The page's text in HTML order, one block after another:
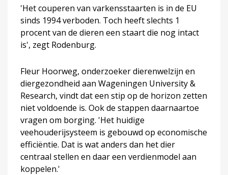
'Het couperen van varkensstaarten is in de EU
sinds 1994 verboden. Toch heeft slechts 1
procent van de dieren een staart die nog intact
is', zegt Rodenburg.
Fleur Hoorweg, onderzoeker dierenwelzijn en
diergezondheid aan Wageningen University &
Research, vindt dat een stip op de horizon zetten
niet voldoende is. Ook de stappen daarnaartoe
vragen om borging. 'Het huidige
veehouderijsysteem is gebouwd op economische
efficiëntie. Dat is wat anders dan het dier
centraal stellen en daar een verdienmodel aan
koppelen.'